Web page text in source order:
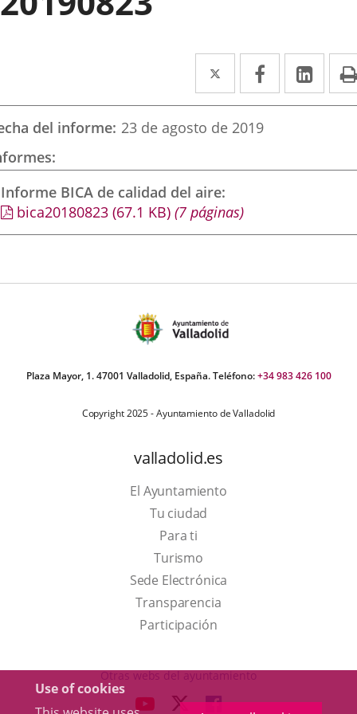
Use of cookies
Twitter
Enlace
a
una
externa.
Facebook
Enlace
a
externa.
a
del informe 23 de agosto de 2019
Informe BICA de calidad del aire
bica20180823 (67.1 KB) (7 páginas)
Plaza Mayor, 1. 47001 Valladolid, España. Teléfono:+34 983 426 100
Copyright 2025 - Ayuntamiento de Valladolid
valladolid.es
El Ayuntamiento
Tu ciudad
Para ti
TurismoThis
link
will
open
a
Sede Electrónica
Transparencia
Participación
Otras webs del ayuntamiento
LINK LINKLINK